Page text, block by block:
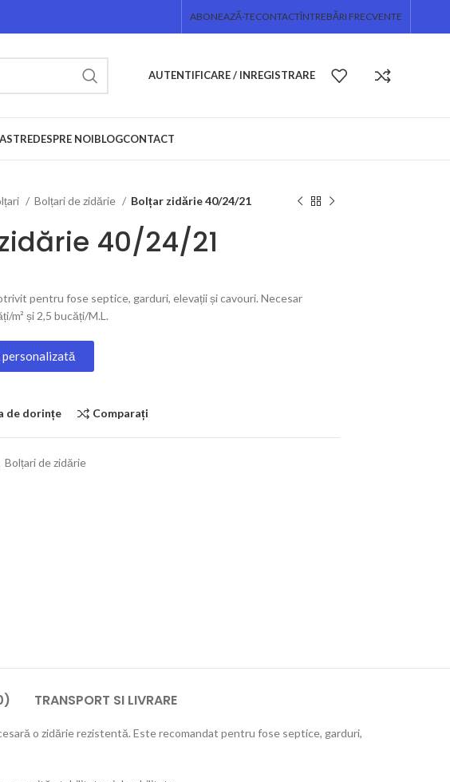
ABONEAZĂ-TECONTACTÎNTREBĂRI FRECVENTE
AUTENTIFICARE / INREGISTRARE
DESPRE NOIBLOGCONTACT
Bolțari de zidărie Bolțar zidărie 40/24/21
40/24/21
pentru fose septice, garduri, elevații și cavouri. Necesar
m² și 2,5 bucăți/M.L.
de dorințe Comparați
Bolțari de zidărie
TRANSPORT SI LIVRARE
o zidărie rezistentă. Este recomandat pentru fose septice, garduri,